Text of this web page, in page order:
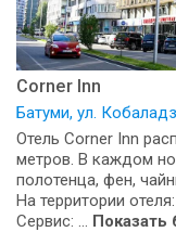
Corner Inn
Батуми, ул.
Отель Corner Inn
метров. В каждом
полотенца, фен,
На территории
Сервис: ... Показать